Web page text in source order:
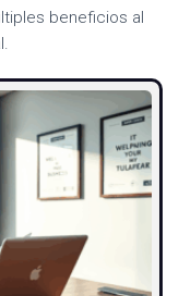
beneficios al